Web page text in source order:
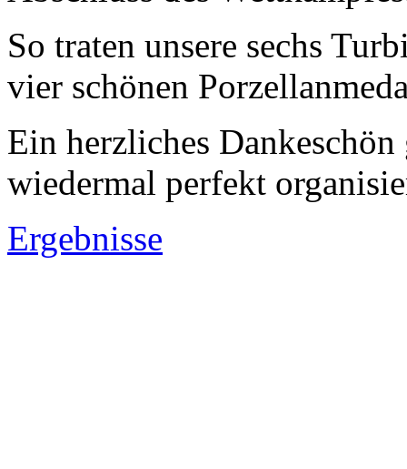
So traten unsere sechs
vier schönen
Ein herzliches
wiedermal perfekt
Ergebnisse